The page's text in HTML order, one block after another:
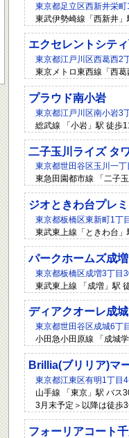
東京都足立区西新井栄
東武伊勢崎線「西新井
エクセレントシテ
東京都江戸川区西葛西2
東京メトロ東西線「西
プラウド南小岩
東京都江戸川区南小岩3
総武線 「小岩」駅 徒歩
二子玉川ライズ タ
東京都世田谷区玉川一
東急田園都市線 「二子
ジオときわ台プレ
東京都板橋区東新町1丁
東武東上線「ときわ台
パークホームズ成
東京都板橋区成増3丁目
東武東上線 「成増」駅
ディアクオーレ成城
東京都世田谷区成城6丁
小田急小田原線 「成城
Brillia(ブリリア)マ
東京都江東区有明1丁目
山手線 「東京」駅 バス
3月末予定＞以降は徒歩
フォーリアコート